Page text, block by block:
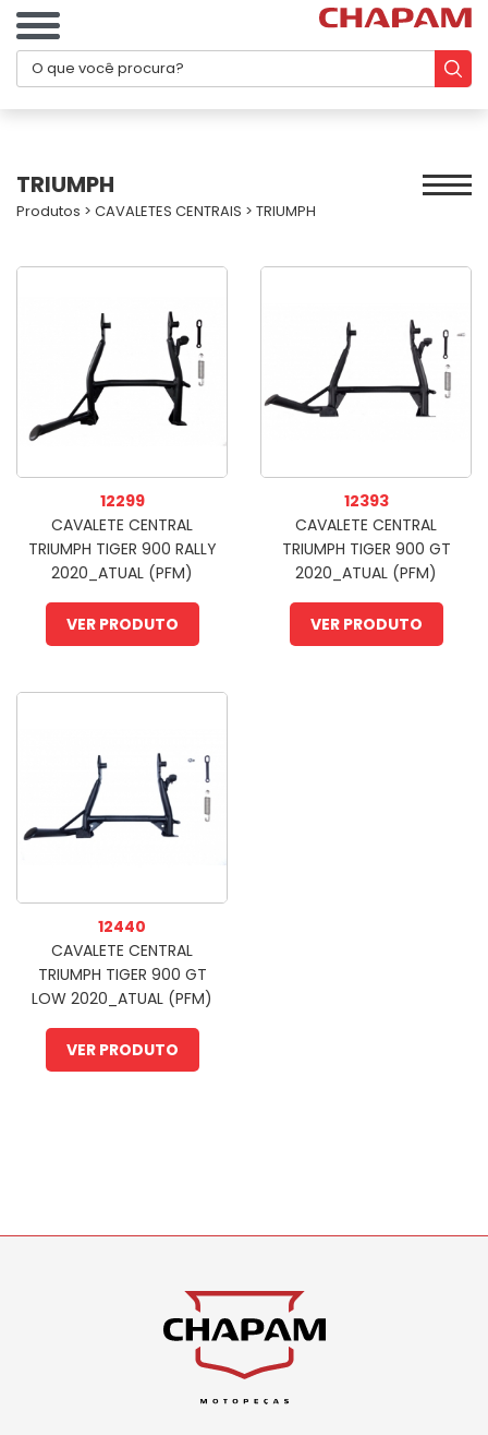
TRIUMPH
Produtos > CAVALETES CENTRAIS > TRIUMPH
12299
CAVALETE CENTRAL
TRIUMPH TIGER 900 RALLY
2020_ATUAL (PFM)
VER PRODUTO
12393
CAVALETE CENTRAL
TRIUMPH TIGER 900 GT
2020_ATUAL (PFM)
VER PRODUTO
12440
CAVALETE CENTRAL
TRIUMPH TIGER 900 GT
LOW 2020_ATUAL (PFM)
VER PRODUTO